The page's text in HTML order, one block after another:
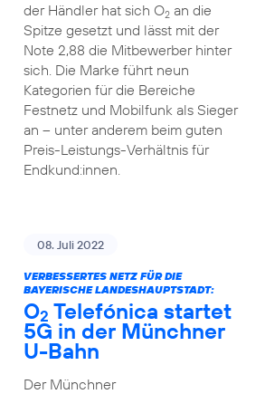
der Händler hat sich O2an die
Spitze gesetzt und lässt mit der
Note 2,88 die Mitbewerber hinter
sich. Die Marke führt neun
Kategorien für die Bereiche
Festnetz und Mobilfunk als Sieger
an – unter anderem beim guten
Preis-Leistungs-Verhältnis für
Endkund:innen.
08. Juli 2022
VERBESSERTES NETZ FÜR DIE
BAYERISCHE LANDESHAUPTSTADT:
O2 Telefónica startet
5G in der Münchner
U-Bahn
Der Münchner